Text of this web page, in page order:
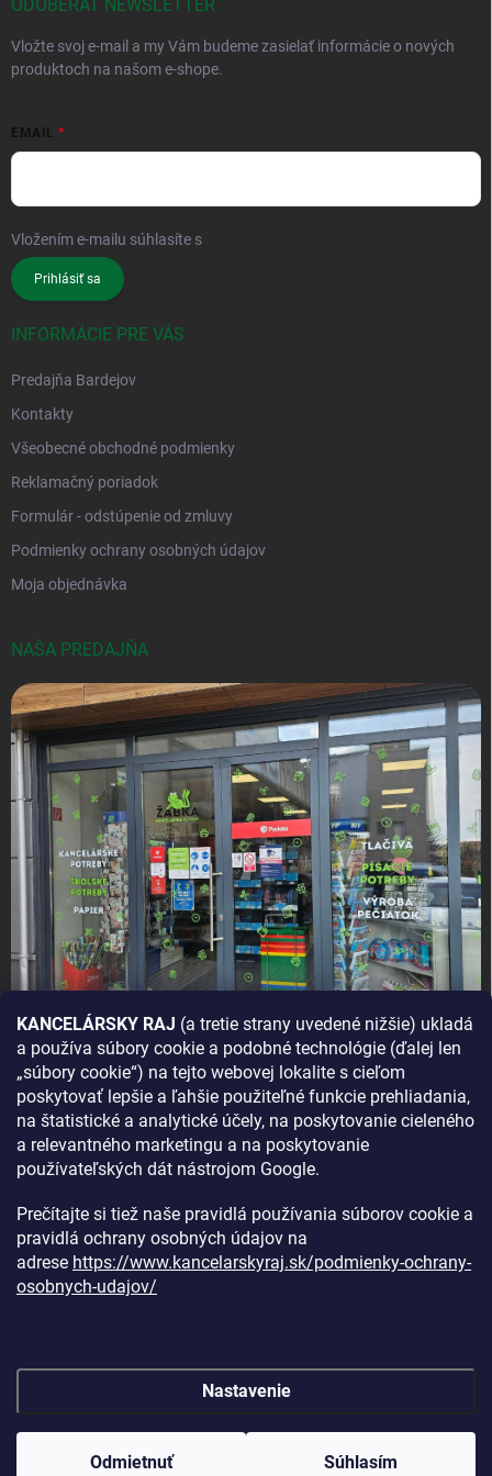
KANCELÁRSKY RAJ (a tretie strany uvedené nižšie) ukladá
a používa súbory cookie a podobné technológie (ďalej len
„súbory cookie“) na tejto webovej lokalite s cieľom
poskytovať lepšie a ľahšie použiteľné funkcie prehliadania,
na štatistické a analytické účely, na poskytovanie cieleného
a relevantného marketingu a na poskytovanie
používateľských dát nástrojom Google.
Prečítajte si tiež naše pravidlá používania súborov cookie a
pravidlá ochrany osobných údajov na
adrese https://www.kancelarskyraj.sk/podmienky-ochrany-
osobnych-udajov/
Nastavenie
Odmietnuť Súhlasím
ODOBERAŤ NEWSLETTER
Vložte svoj e-mail a my Vám budeme zasielať informácie o nových
produktoch na našom e-shope.
EMAIL
Vložením e-mailu súhlasíte s
Prihlásiť sa
INFORMÁCIE PRE VÁS
Predajňa Bardejov
Kontakty
Všeobecné obchodné podmienky
Reklamačný poriadok
Formulár - odstúpenie od zmluvy
Podmienky ochrany osobných údajov
Moja objednávka
NAŠA PREDAJŇA
AKO SA K NÁM DOSTANETE?
Copyright 2026Kancelársky raj. Všetky práva vyhradené.Upraviť